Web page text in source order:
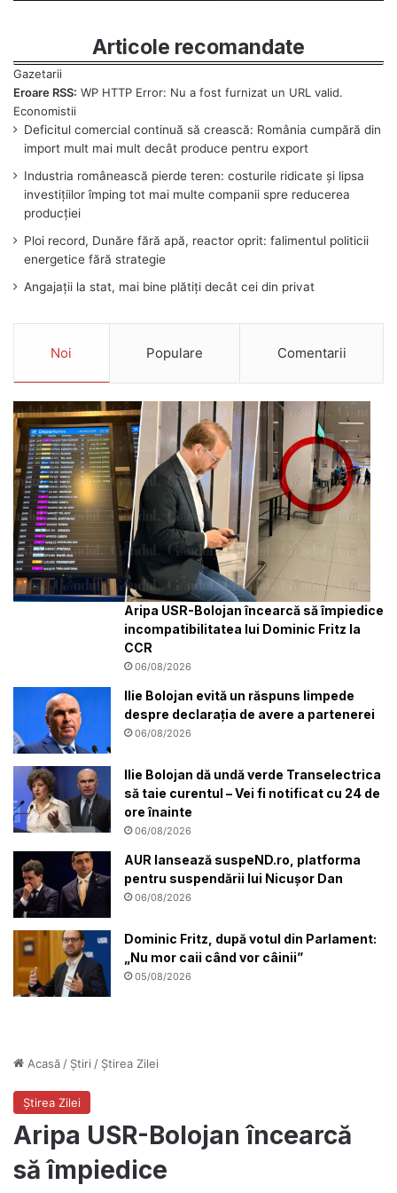
Articole recomandate
Eroare RSS: WP HTTP Error: Nu a fost furnizat un URL valid.
Deficitul comercial continuă să crească: România cumpără din
import mult mai mult decât produce pentru export
Industria românească pierde teren: costurile ridicate și lipsa
investițiilor împing tot mai multe companii spre reducerea
producției
Ploi record, Dunăre fără apă, reactor oprit: falimentul politicii
energetice fără strategie
Angajații la stat, mai bine plătiți decât cei din privat
Noi Populare Comentarii
Aripa USR-Bolojan încearcă să împiedice
incompatibilitatea lui Dominic Fritz la
CCR
06/08/2026
Ilie Bolojan evită un răspuns limpede
despre declarația de avere a partenerei
06/08/2026
Ilie Bolojan dă undă verde Transelectrica
să taie curentul – Vei fi notificat cu 24 de
ore înainte
06/08/2026
AUR lansează suspeND.ro, platforma
pentru suspendării lui Nicușor Dan
06/08/2026
Dominic Fritz, după votul din Parlament:
„Nu mor caii când vor câinii”
05/08/2026